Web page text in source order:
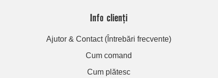
Info clienți
Ajutor & Contact (Întrebări frecvente)
Cum comand
Cum plătesc